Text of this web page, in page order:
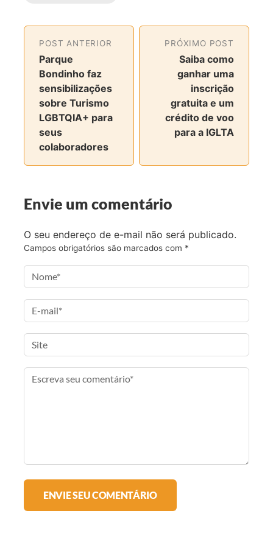
h
a
r
n
o
F
a
c
e
o
h
a
r
n
o
T
i
t
r
h
r
n
o
I
s
t
r
m
h
v
i
a
-
m
l
POST ANTERIOR
Parque
Bondinho faz
sensibilizações
sobre Turismo
LGBTQIA+ para
seus
colaboradores
PRÓXIMO POST
Saiba como
ganhar uma
inscrição
gratuita e um
crédito de voo
para a IGLTA
Envie um comentário
O seu endereço de e-mail não será publicado.
Campos obrigatórios são marcados com *